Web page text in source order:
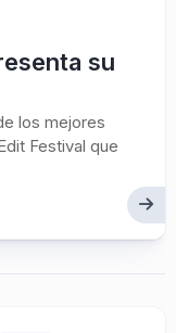
su
los mejores
Festival que